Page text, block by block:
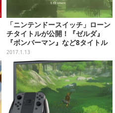
「ニンテンドースイッチ」ローン
チタイトルが公開！『ゼルダ』
『ボンバーマン』など8タイトル
が明らかに
2017.1.13